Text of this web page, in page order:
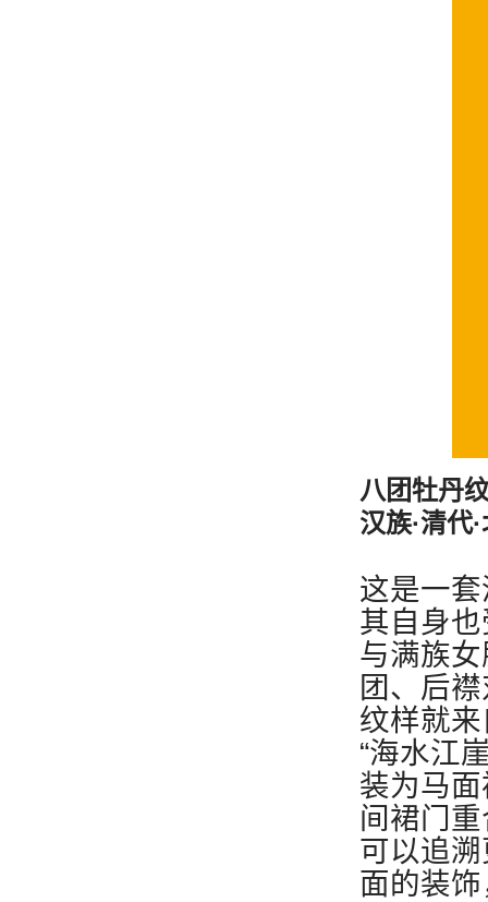
八团牡丹
汉族·清代
这是一
其自身
与满族
团、后
纹样就
“海水江
装为马
间裙门
可以追
面的装